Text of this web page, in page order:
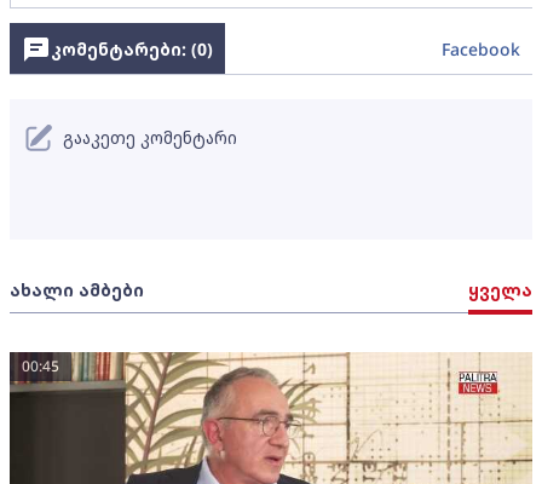
ახალი ამბები ყველა
00:45
კომენტარები: (0) Facebook
გააკეთე კომენტარი